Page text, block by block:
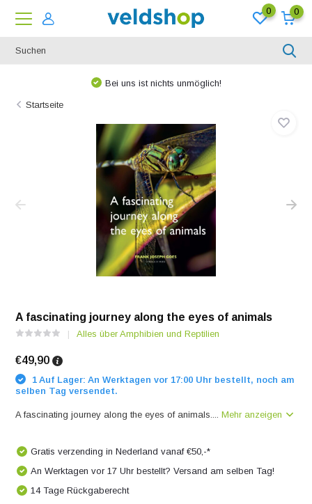
0 0
Bei uns ist nichts unmöglich!
Startseite
A fascinating journey along the eyes of animals
Alles über Amphibien und Reptilien
€49,90
1 Auf Lager: An Werktagen vor 17:00 Uhr bestellt, noch am
selben Tag versendet.
A fascinating journey along the eyes of animals....Mehr anzeigen
Gratis verzending in Nederland vanaf €50,-*
An Werktagen vor 17 Uhr bestellt? Versand am selben Tag!
14 Tage Rückgaberecht